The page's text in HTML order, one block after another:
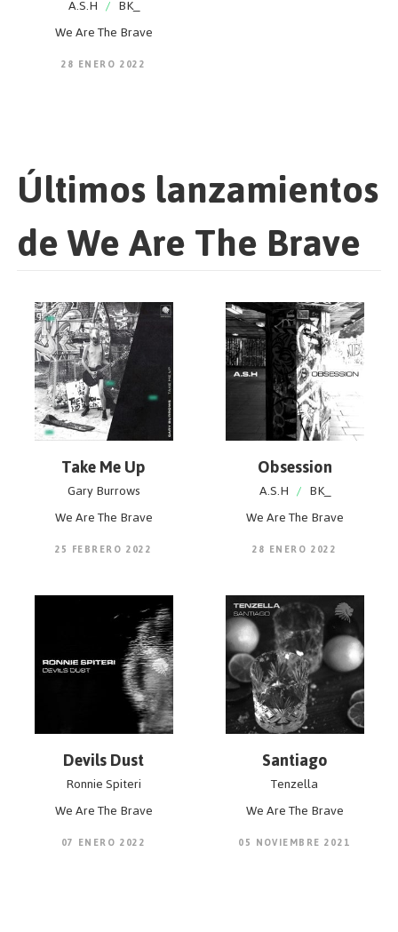
A.S.H / BK_
We Are The Brave
28 ENERO 2022
Últimos lanzamientos
de We Are The Brave
Take Me Up
Gary Burrows
We Are The Brave
25 FEBRERO 2022
Obsession
A.S.H / BK_
We Are The Brave
28 ENERO 2022
Devils Dust
Ronnie Spiteri
We Are The Brave
07 ENERO 2022
Santiago
Tenzella
We Are The Brave
05 NOVIEMBRE 2021